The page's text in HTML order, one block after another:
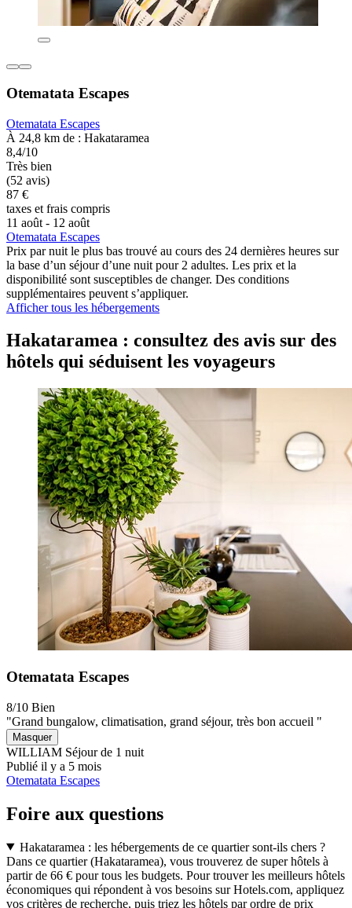
Otematata Escapes
Otematata Escapes
À 24,8 km de : Hakataramea
8,4/10
Très bien
(52 avis)
87 €
taxes et frais compris
11 août - 12 août
Otematata Escapes
Prix par nuit le plus bas trouvé au cours des 24 dernières heures sur
la base d’un séjour d’une nuit pour 2 adultes. Les prix et la
disponibilité sont susceptibles de changer. Des conditions
supplémentaires peuvent s’appliquer.
Afficher tous les hébergements
Hakataramea : consultez des avis sur des
hôtels qui séduisent les voyageurs
Otematata Escapes
8/10 Bien
"Grand bungalow, climatisation, grand séjour, très bon accueil "
Masquer
WILLIAM Séjour de 1 nuit
Publié il y a 5 mois
Otematata Escapes
Foire aux questions
Hakataramea : les hébergements de ce quartier sont-ils chers ?
Dans ce quartier (Hakataramea), vous trouverez de super hôtels à
partir de 66 € pour tous les budgets. Pour trouver les meilleurs hôtels
économiques qui répondent à vos besoins sur Hotels.com, appliquez
vos critères de recherche, puis triez les hôtels par ordre de prix